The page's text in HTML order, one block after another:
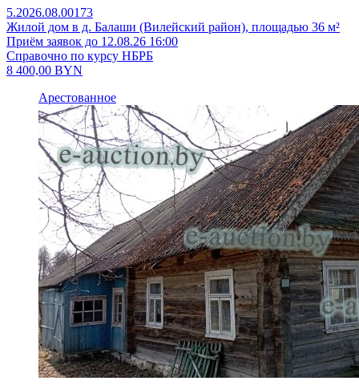
5.2026.08.00173
Жилой дом в д. Балаши (Вилейский район), площадью 36 м²
Приём заявок до 12.08.26 16:00
Справочно по курсу НБРБ
8 400,00 BYN
Арестованное